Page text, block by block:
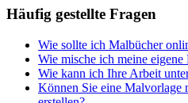
Valentinstag und Liebe
Winter und Weihnachten
Nezaradené
Unkategorisiert
Häufig gestellte Fragen
Wie sollte ich Malbücher
Wie mische ich meine eigene
Wie kann ich Ihre Arbeit
Können Sie eine Malvorlage